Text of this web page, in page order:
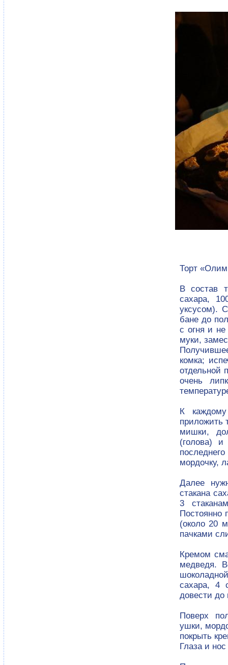
Торт
В состав
сахара,
уксусом).
бане до
с огня и
муки,
комка;
отдельной
очень
К
приложить
мишки,
(голова)
мордочку,
Далее
стакана
3
Постоянно
(около 20
пачками
Кремом
медведя.
сахара, 4
довести до
Поверх
ушки,
покрыть
Глаза и